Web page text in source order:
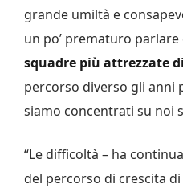
grande umiltà e
un po’ prematuro
squadre più attrezzate
percorso diverso gli anni
siamo concentrati su noi
“Le difficoltà – ha
del percorso di crescita